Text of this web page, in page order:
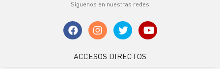
Síguenos en nuestras redes
ACCESOS DIRECTOS